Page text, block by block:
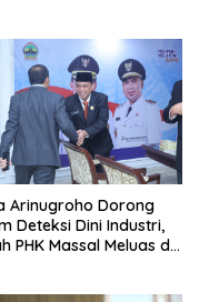
Arinugroho Dorong
Deteksi Dini Industri,
PHK Massal Meluas di